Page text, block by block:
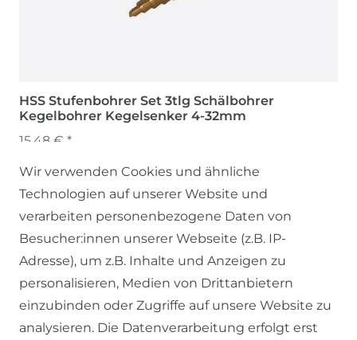
HSS Stufenbohrer Set 3tlg Schälbohrer
Kegelbohrer Kegelsenker 4-32mm
15,48 € *
SERVICE
Wir verwenden Cookies und ähnliche
Technologien auf unserer Website und
verarbeiten personenbezogene Daten von
Besucher:innen unserer Webseite (z.B. IP-
Adresse), um z.B. Inhalte und Anzeigen zu
personalisieren, Medien von Drittanbietern
einzubinden oder Zugriffe auf unsere Website zu
analysieren. Die Datenverarbeitung erfolgt erst